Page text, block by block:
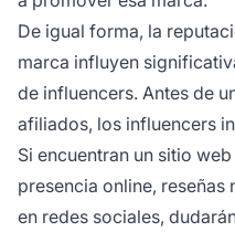
De igual forma, la
marca influyen
de influencers. Antes de
afiliados, los influencers
Si encuentran un sitio
presencia online, reseñas
en redes sociales,